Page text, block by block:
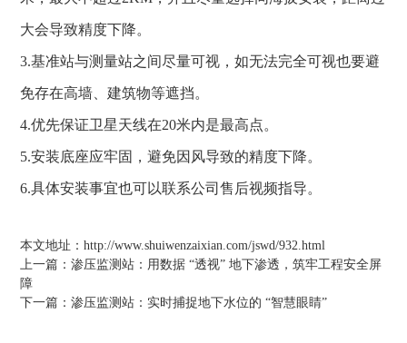
大会导致精度下降。
3.基准站与测量站之间尽量可视，如无法完全可视也要避
免存在高墙、建筑物等遮挡。
4.优先保证卫星天线在20米内是最高点。
5.安装底座应牢固，避免因风导致的精度下降。
6.具体安装事宜也可以联系公司售后视频指导。
本文地址： http://www.shuiwenzaixian.com/jswd/932.html
上一篇： 渗压监测站：用数据 “透视” 地下渗透，筑牢工程安全屏
障
下一篇： 渗压监测站：实时捕捉地下水位的 “智慧眼睛”